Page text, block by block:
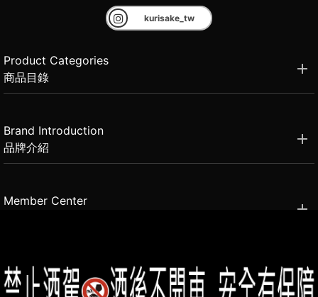
kurisake_tw
Product Categories
商品目錄
Brand Introduction
品牌介紹
Member Center
2021思橙國際有限公司 版權所有 禁止轉貼節錄 All rights reserved.